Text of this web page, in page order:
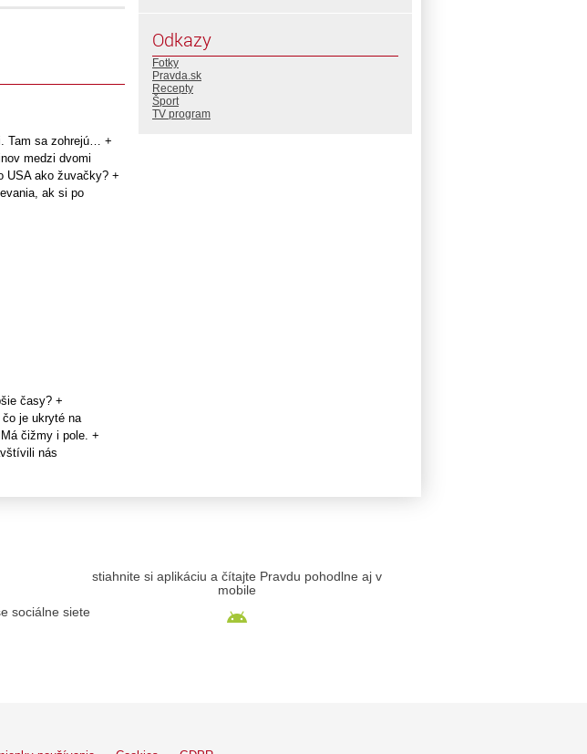
Tam sa zohrejú… +
medzi dvomi
USA ako žuvačky? +
ak si po
časy? +
je ukryté na
čižmy i pole. +
nás
Odkazy
Fotky
Pravda.sk
Recepty
Šport
TV program
sociálne siete
stiahnite si aplikáciu a čítajte Pravdu pohodlne aj v
mobile